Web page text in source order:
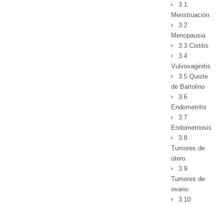
3.1
Menstruación
3.2
Menopausia
3.3 Cistitis
3.4
Vulvovaginitis
3.5 Quiste
de Bartolino
3.6
Endometritis
3.7
Endometriosis
3.8
Tumores de
útero
3.9
Tumores de
ovario
3.10